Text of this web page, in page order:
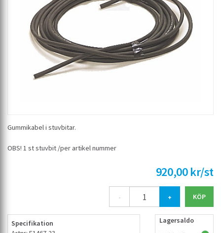
Gummikabel i stuvbitar.
OBS! 1 st stuvbit /per artikel nummer
920,00 kr/st
- +
Specifikation
Lagersaldo